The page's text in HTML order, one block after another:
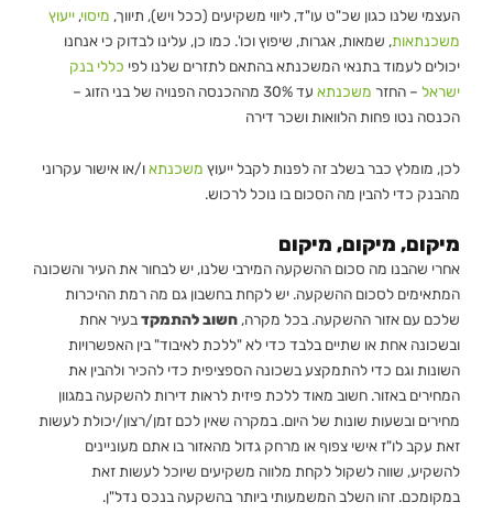
העצמי שלנו כגון שכ"ט עו"ד, ליווי משקיעים (ככל ויש), תיווך, מיסוי, ייעוץ
משכנתאות, שמאות, אגרות, שיפוץ וכו'. כמו כן, עלינו לבדוק כי אנחנו
יכולים לעמוד בתנאי המשכנתא בהתאם לתזרים שלנו לפי כללי בנק
ישראל – החזר משכנתא
עד 30% מההכנסה הפנויה של בני הזוג –
הכנסה נטו פחות הלוואות ושכר דירה
לכן, מומלץ כבר בשלב זה לפנות לקבל ייעוץ משכנתאו/או אישור עקרוני
מהבנק כדי להבין מה הסכום בו נוכל לרכוש.
מיקום, מיקום, מיקום
אחרי שהבנו מה סכום ההשקעה המירבי שלנו, יש לבחור את העיר והשכונה
המתאימים לסכום ההשקעה. יש לקחת בחשבון גם מה רמת ההיכרות
שלכם עם אזור ההשקעה. בכל מקרה, חשוב להתמקדבעיר אחת
ובשכונה אחת או שתיים בלבד כדי לא "ללכת לאיבוד" בין האפשרויות
השונות וגם כדי להתמקצע בשכונה הספציפית כדי להכיר ולהבין את
המחירים באזור. חשוב מאוד ללכת פיזית לראות דירות להשקעה במגוון
מחירים ובשעות שונות של היום. במקרה שאין לכם זמן/רצון/יכולת לעשות
זאת עקב לו"ז אישי צפוף או מרחק גדול מהאזור בו אתם מעוניינים
להשקיע, שווה לשקול לקחת מלווה משקיעים שיוכל לעשות זאת
במקומכם. זהו השלב המשמעותי ביותר בהשקעה בנכס נדל"ן.